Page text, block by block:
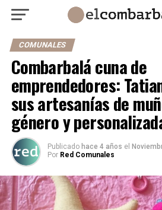
COMUNALES
Combarbalá cuna de
emprendedores:
sus artesanías de
género y
Publicado hace 4 años el
Por Red Comunales